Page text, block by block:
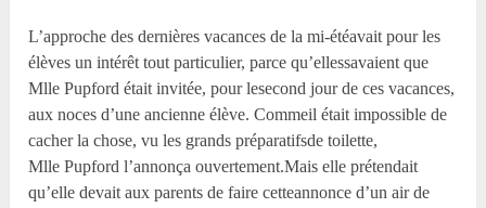
L’approche des dernières vacances de la mi-étéavait pour les
élèves un intérêt tout particulier, parce qu’ellessavaient que
Mlle Pupford était invitée, pour lesecond jour de ces vacances,
aux noces d’une ancienne élève. Commeil était impossible de
cacher la chose, vu les grands préparatifsde toilette,
Mlle Pupford l’annonça ouvertement.Mais elle prétendait
qu’elle devait aux parents de faire cetteannonce d’un air de